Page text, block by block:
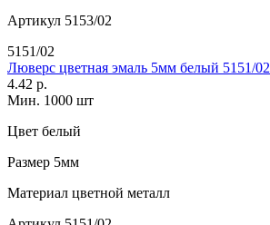
Артикул 5153/02
5151/02
Люверс цветная эмаль 5мм белый 5151/02
4.42 р.
Мин. 1000 шт
Цвет белый
Размер 5мм
Материал цветной металл